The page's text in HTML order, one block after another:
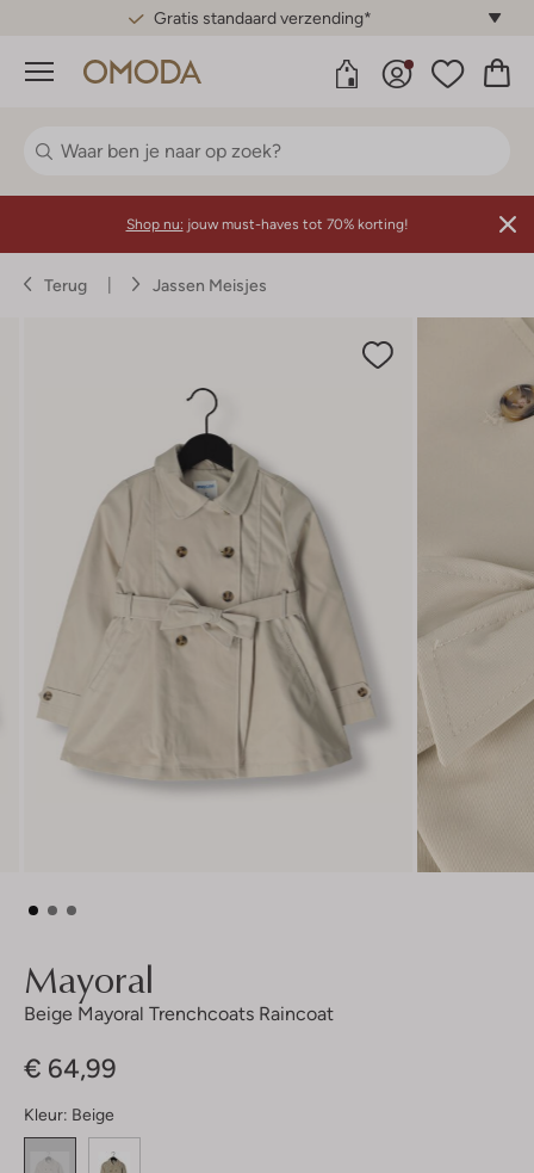
Gratis standaard verzending*
Menu
Shop nu: jouw must-haves tot 70% korting!
Terug Jassen Meisjes
Mayoral
Beige Mayoral Trenchcoats Raincoat
€ 64,99
Kleur: Beige